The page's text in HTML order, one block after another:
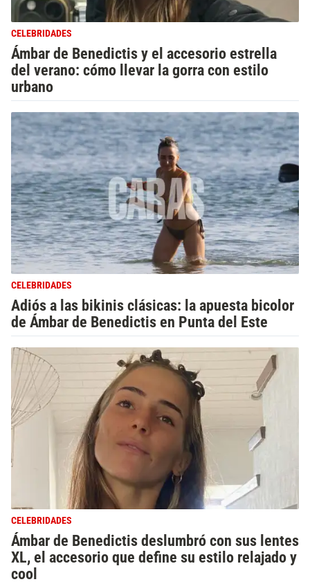
CELEBRIDADES
Ámbar de Benedictis y el accesorio estrella
del verano: cómo llevar la gorra con estilo
urbano
CELEBRIDADES
Adiós a las bikinis clásicas: la apuesta bicolor
de Ámbar de Benedictis en Punta del Este
CELEBRIDADES
Ámbar de Benedictis deslumbró con sus lentes
XL, el accesorio que define su estilo relajado y
cool